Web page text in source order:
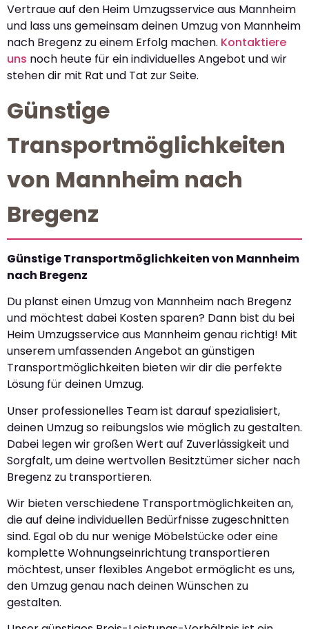
Vertraue auf den Heim Umzugsservice aus Mannheim
und lass uns gemeinsam deinen Umzug von Mannheim
nach Bregenz zu einem Erfolg machen. Kontaktiere
uns noch heute für ein individuelles Angebot und wir
stehen dir mit Rat und Tat zur Seite.
Günstige
Transportmöglichkeiten
von Mannheim nach
Bregenz
Günstige Transportmöglichkeiten von Mannheim
nach Bregenz
Du planst einen Umzug von Mannheim nach Bregenz
und möchtest dabei Kosten sparen? Dann bist du bei
Heim Umzugsservice aus Mannheim genau richtig! Mit
unserem umfassenden Angebot an günstigen
Transportmöglichkeiten bieten wir dir die perfekte
Lösung für deinen Umzug.
Unser professionelles Team ist darauf spezialisiert,
deinen Umzug so reibungslos wie möglich zu gestalten.
Dabei legen wir großen Wert auf Zuverlässigkeit und
Sorgfalt, um deine wertvollen Besitztümer sicher nach
Bregenz zu transportieren.
Wir bieten verschiedene Transportmöglichkeiten an,
die auf deine individuellen Bedürfnisse zugeschnitten
sind. Egal ob du nur wenige Möbelstücke oder eine
komplette Wohnungseinrichtung transportieren
möchtest, unser flexibles Angebot ermöglicht es uns,
den Umzug genau nach deinen Wünschen zu
gestalten.